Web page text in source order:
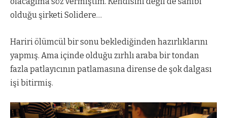
olduğu şirketi Solidere…
Hariri ölümcül bir sonu beklediğinden hazırlıklarını
yapmış. Ama içinde olduğu zırhlı araba bir tondan
fazla patlayıcının patlamasına dirense de şok dalgası
işi bitirmiş.